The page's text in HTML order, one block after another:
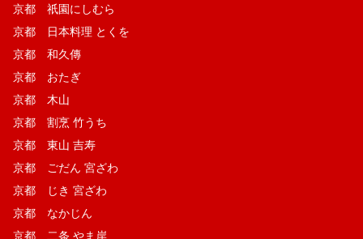
京都 祇園にしむら
京都 日本料理 とくを
京都 和久傳
京都 おたぎ
京都 木山
京都 割烹 竹うち
京都 東山 吉寿
京都 ごだん 宮ざわ
京都 じき 宮ざわ
京都 なかじん
京都 二条 やま岸